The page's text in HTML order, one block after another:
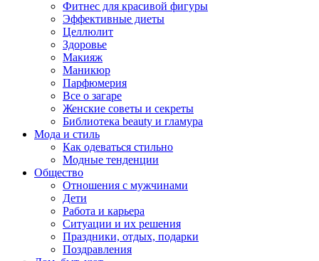
Фитнес для красивой фигуры
Эффективные диеты
Целлюлит
Здоровье
Макияж
Маникюр
Парфюмерия
Все о загаре
Женские советы и секреты
Библиотека beauty и гламура
Мода и стиль
Как одеваться стильно
Модные тенденции
Общество
Отношения с мужчинами
Дети
Работа и карьера
Ситуации и их решения
Праздники, отдых, подарки
Поздравления